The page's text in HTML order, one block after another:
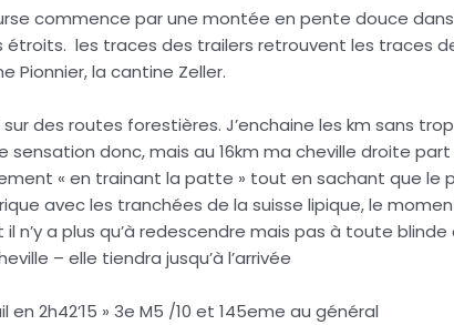
commence par une montée en pente douce
étroits. les traces des trailers retrouvent les traces
Pionnier, la cantine Zeller.
des routes forestières. J’enchaine les km sans
sensation donc, mais au 16km ma cheville droite
« en trainant la patte » tout en sachant que le
avec les tranchées de la suisse lipique, le
n’y a plus qu’à redescendre mais pas à toute
– elle tiendra jusqu’à l’arrivée
2h42’15 » 3e M5 /10 et 145eme au général